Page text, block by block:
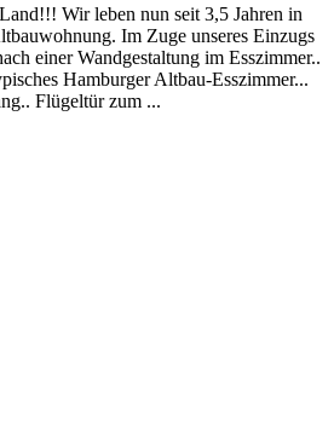
Wir leben nun seit 3,5 Jahren in
Im Zuge unseres Einzugs
einer Wandgestaltung im Esszimmer..
Hamburger Altbau-Esszimmer...
Flügeltür zum ...